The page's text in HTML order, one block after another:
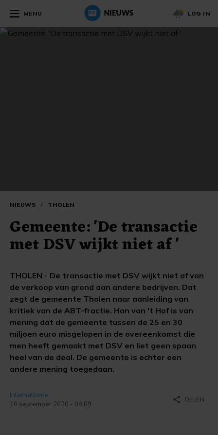
MENU LOG IN
NIEUWS / THOLEN
Gemeente: 'De transactie
met DSV wijkt niet af '
THOLEN - De transactie met DSV wijkt niet af van
de verkoop van grond aan andere bedrijven. Dat
zegt de gemeente Tholen naar aanleiding van
kritiek van de ABT-fractie. Han van 't Hof is van
mening dat de gemeente tussen de 25 en 30
miljoen euro misgelopen in de overeenkomst die
men heeft gemaakt met DSV en liet geen spaan
heel van de deal. De gemeente is echter een
andere mening toegedaan.
Internetbode
10 september 2020 - 08:09
share DELEN